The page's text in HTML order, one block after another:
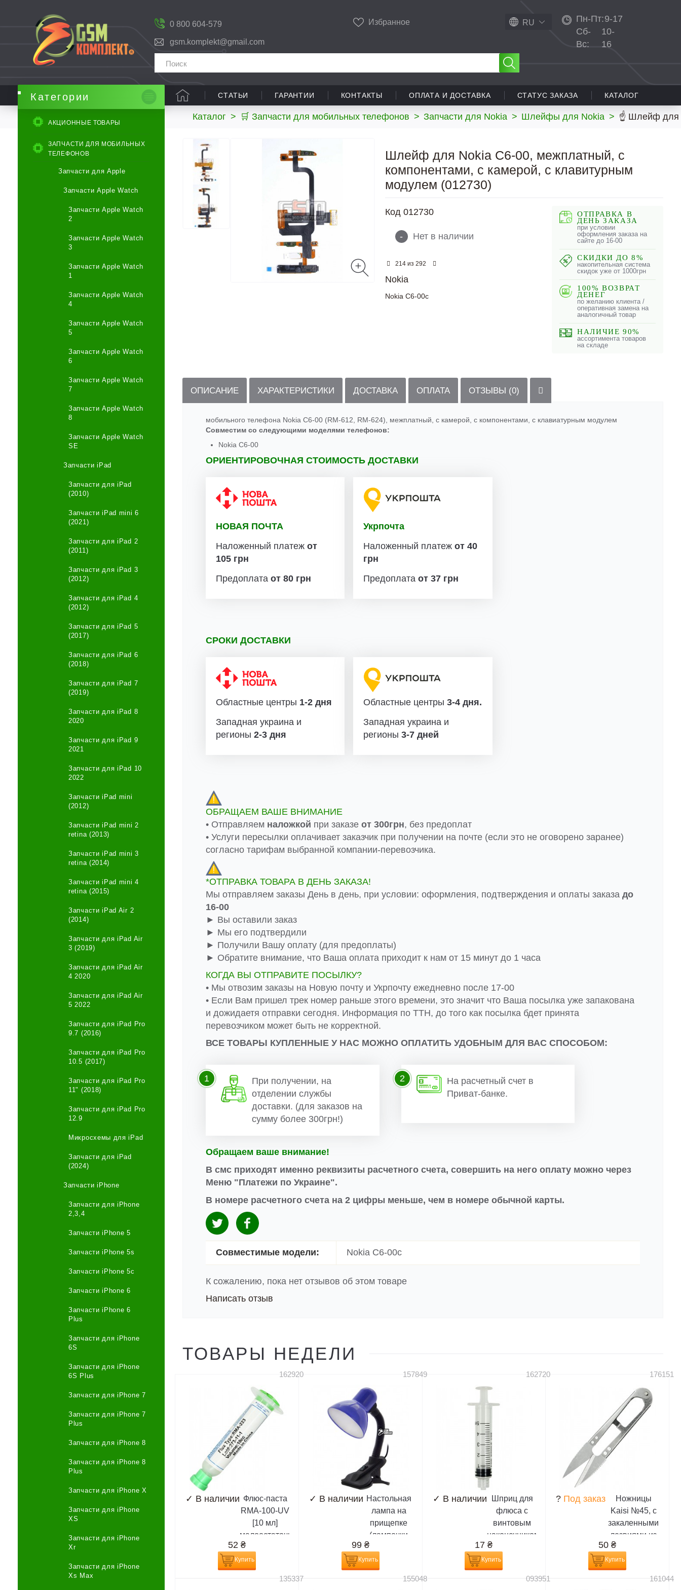
0 800 604-579
gsm.komplekt@gmail.com
Избранное RU Пн-Пт:9-17
Сб-
Вс:
10-
16
СТАТЬИ ГАРАНТИИ КОНТАКТЫ ОПЛАТА И ДОСТАВКА СТАТУС ЗАКАЗА КАТАЛОГ
Каталог > 🛒 Запчасти для мобильных телефонов > Запчасти для Nokia > Шлейфы для Nokia > ☝ Шлейф для
Категории
АКЦИОННЫЕ ТОВАРЫ
ЗАПЧАСТИ ДЛЯ МОБИЛЬНЫХ
ТЕЛЕФОНОВ
Запчасти для Apple
Запчасти Apple Watch
Запчасти Apple Watch
2
Запчасти Apple Watch
3
Запчасти Apple Watch
1
Запчасти Apple Watch
4
Запчасти Apple Watch
5
Запчасти Apple Watch
6
Запчасти Apple Watch
7
Запчасти Apple Watch
8
Запчасти Apple Watch
SE
Запчасти iPad
Запчасти для iPad
(2010)
Запчасти iPad mini 6
(2021)
Запчасти для iPad 2
(2011)
Запчасти для iPad 3
(2012)
Запчасти для iPad 4
(2012)
Запчасти для iPad 5
(2017)
Запчасти для iPad 6
(2018)
Запчасти для iPad 7
(2019)
Запчасти для iPad 8
2020
Запчасти для iPad 9
2021
Запчасти для iPad 10
2022
Запчасти iPad mini
(2012)
Запчасти iPad mini 2
retina (2013)
Запчасти iPad mini 3
retina (2014)
Запчасти iPad mini 4
retina (2015)
Запчасти iPad Air 2
(2014)
Запчасти для iPad Air
3 (2019)
Запчасти для iPad Air
4 2020
Запчасти для iPad Air
5 2022
Запчасти для iPad Pro
9.7 (2016)
Запчасти для iPad Pro
10.5 (2017)
Запчасти для iPad Pro
11" (2018)
Запчасти для iPad Pro
12.9
Микросхемы для iPad
Запчасти для iPad
(2024)
Запчасти iPhone
Запчасти для iPhone
2,3,4
Запчасти iPhone 5
Запчасти iPhone 5s
Запчасти iPhone 5c
Запчасти iPhone 6
Запчасти iPhone 6
Plus
Запчасти для iPhone
6S
Запчасти для iPhone
6S Plus
Запчасти для iPhone 7
Запчасти для iPhone 7
Plus
Запчасти для iPhone 8
Запчасти для iPhone 8
Plus
Запчасти для iPhone X
Запчасти для iPhone
XS
Запчасти для iPhone
Xr
Запчасти для iPhone
Xs Max
Шлейф для Nokia C6-00, межплатный, с
компонентами, с камерой, с клавитурным
модулем (012730)
Код 012730
- Нет в наличии
214из 292
Nokia
Nokia C6-00с
ОТПРАВКА В
ДЕНЬ ЗАКАЗА
при условии
оформления заказа на
сайте до 16-00
СКИДКИ ДО 8%
накопительная система
скидок уже от 1000грн
100% ВОЗВРАТ
ДЕНЕГ
по желанию клиента /
оперативная замена на
аналогичный товар
НАЛИЧИЕ 90%
ассортимента товаров
на складе
ОПИСАНИЕ ХАРАКТЕРИСТИКИ ДОСТАВКА ОПЛАТА ОТЗЫВЫ (0)
мобильного телефона Nokia C6-00 (RM-612, RM-624), межплатный, с камерой, с компонентами, с клавиатурным модулем
Совместим со следующими моделями телефонов:
Nokia C6-00
ОРИЕНТИРОВОЧНАЯ СТОИМОСТЬ ДОСТАВКИ
НОВАЯ ПОЧТА
Наложенный платеж от
105 грн
Предоплата от 80 грн
Укрпочта
Наложенный платежот 40
грн
Предоплатаот 37 грн
СРОКИ ДОСТАВКИ
Областные центры 1-2 дня
Западная украина и
регионы 2-3 дня
Областные центры 3-4 дня.
Западная украина и
регионы 3-7 дней
ОБРАЩАЕМ ВАШЕ ВНИМАНИЕ
• Отправляем наложкой при заказе от 300грн, без предоплат
• Услуги пересылки оплачивает заказчик при получении на почте (если это не оговорено заранее)
согласно тарифам выбранной компании-перевозчика.
*ОТПРАВКА ТОВАРА В ДЕНЬ ЗАКАЗА!
Мы отправляем заказы День в день, при условии: оформления, подтверждения и оплаты заказа до
16-00
► Вы оставили заказ
► Мы его подтвердили
► Получили Вашу оплату (для предоплаты)
► Обратите внимание, что Ваша оплата приходит к нам от 15 минут до 1 часа
КОГДА ВЫ ОТПРАВИТЕ ПОСЫЛКУ?
• Мы отвозим заказы на Новую почту и Укрпочту ежедневно после 17-00
• Если Вам пришел трек номер раньше этого времени, это значит что Ваша посылка уже запакована
и дожидаетя отправки сегодня. Информация по ТТН, до того как посылка бдет принята
перевозчиком может быть не корректной.
ВСЕ ТОВАРЫ КУПЛЕННЫЕ У НАС МОЖНО ОПЛАТИТЬ УДОБНЫМ ДЛЯ ВАС СПОСОБОМ:
При получении, на
отделении службы
доставки. (для заказов на
сумму более 300грн!)
1
На расчетный счет в
Приват-банке.
2
Обращаем ваше внимание!
В смс приходят именно реквизиты расчетного счета, совершить на него оплату можно через
Меню "Платежи по Украине".
В номере расчетного счета на 2 цифры меньше, чем в номере обычной карты.
Совместимые модели: Nokia C6-00с
К сожалению, пока нет отзывов об этом товаре
Написать отзыв
ТОВАРЫ НЕДЕЛИ
162920
✓ В наличии Флюс-паста
RMA-100-UV
[10 мл]
малоостаточная,
разновидность
RMA-223
52 ₴
Купить
157849
✓ В наличии Настольная
лампа на
прищепке
(лампочки
99 ₴
Купить
162720
✓ В наличии
Шприц для
флюса с
винтовым
наконечником
лок, объём 5
мл, под иглу
дозатор
17₴
Купить
176151
? Под заказ
Ножницы
Kaisi №45, с
закаленными
лезвиями из
стали (12,5
см,длина
лезвия 4,5)
50₴
Купить
135337 155048 093951 161044